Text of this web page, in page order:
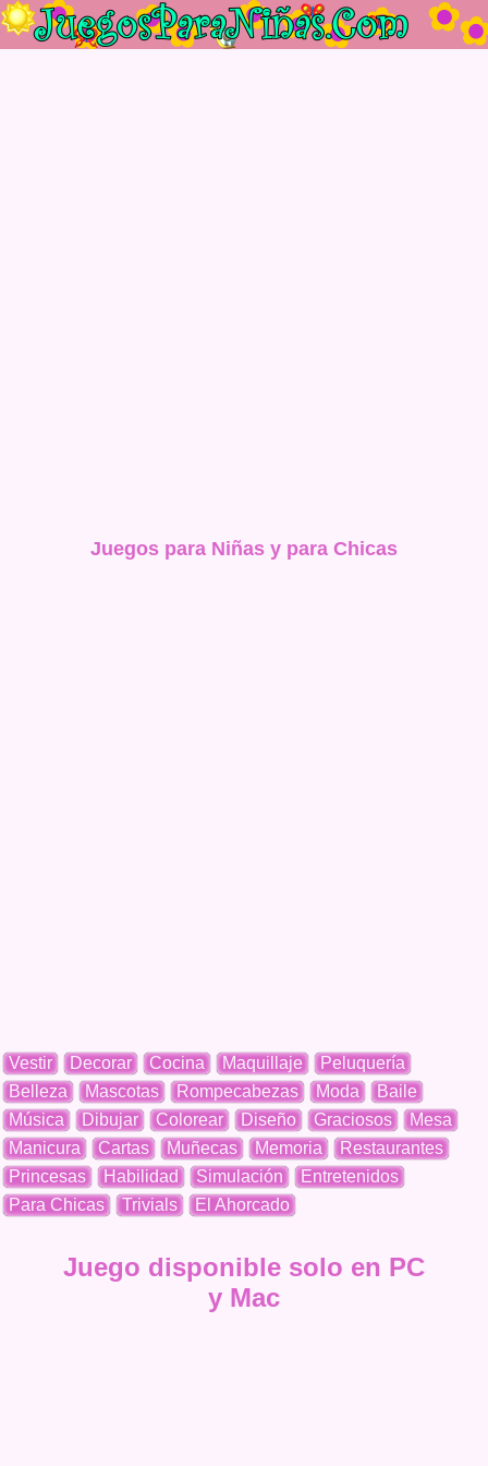
Juegos para Niñas y para Chicas
Vestir Decorar Cocina Maquillaje
Peluquería
Belleza
Mascotas Rompecabezas Moda
Baile
Música
Dibujar Colorear Diseño Graciosos
Mesa
Manicura
Cartas Muñecas Memoria
Restaurantes
Princesas
Habilidad Simulación
Entretenidos
Para Chicas
Trivials El Ahorcado
Juego disponible solo en PC
y Mac